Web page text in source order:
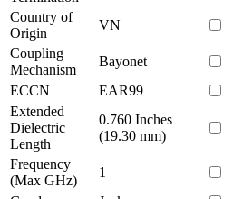
Country of
Origin
VN
Coupling
Mechanism
Bayonet
ECCN
EAR99
Extended
Dielectric
Length
0.760 Inches
(19.30 mm)
Frequency
(Max GHz)
1